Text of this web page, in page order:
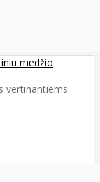
medžio
vertinantiems